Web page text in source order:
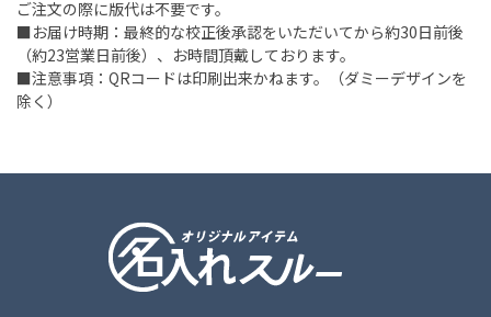
ご注文の際に版代は不要です。
■お届け時期：最終的な校正後承認をいただいてから約30日前後
（約23営業日前後）、お時間頂戴しております。
■注意事項：QRコードは印刷出来かねます。（ダミーデザインを
除く）